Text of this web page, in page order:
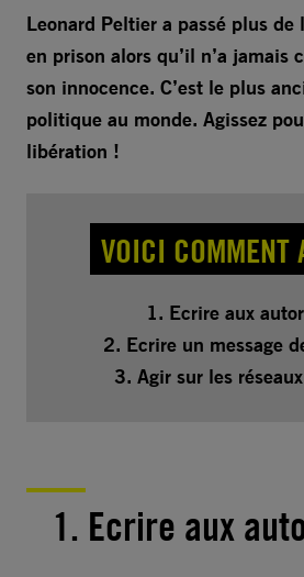
Leonard Peltier a passé plus
en prison alors qu’il n’a jamais
son innocence. C’est le plus
politique au monde. Agissez
libération !
VOICI COMMENT
1. Ecrire aux
2. Ecrire un message
3. Agir sur les
1. Ecrire aux